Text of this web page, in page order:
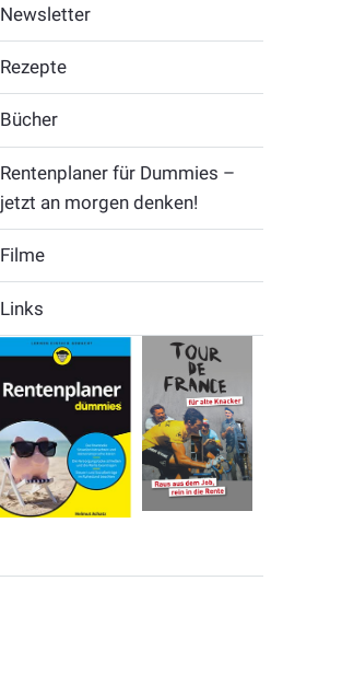
Newsletter
Rezepte
Bücher
Rentenplaner für Dummies –
jetzt an morgen denken!
Filme
Links